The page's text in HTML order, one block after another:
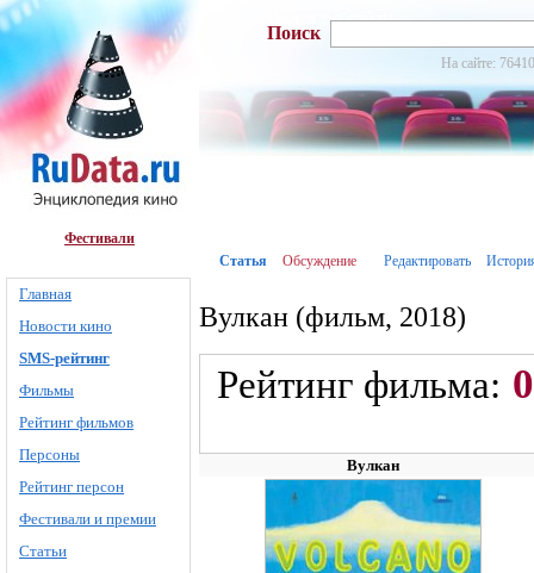
Фестивали
Главная
Новости кино
SMS-рейтинг
Фильмы
Рейтинг фильмов
Персоны
Рейтинг персон
Фестивали и премии
Статьи
Поиск
На сайте:
Статья Обсуждение Редактировать
Вулкан (фильм, 2018)
Рейтинг фильма: 0
Вулкан